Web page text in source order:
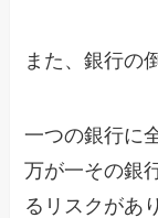
また、銀行の
一つの銀行に
万が一その銀
るリスクがあ